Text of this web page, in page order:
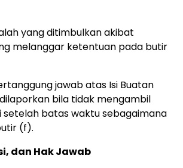
yang ditimbulkan akibat
melanggar ketentuan pada butir
jawab atas Isi Buatan
bila tidak mengambil
setelah batas waktu sebagaimana
(f).
dan Hak Jawab